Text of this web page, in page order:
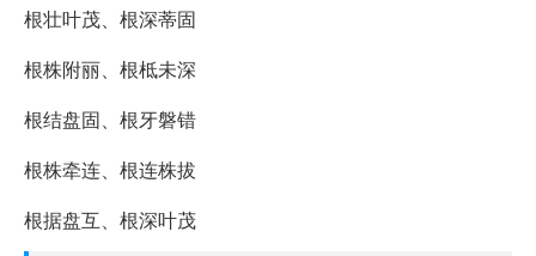
根壮叶茂、根深蒂固
根株附丽、根柢未深
根结盘固、根牙磐错
根株牵连、根连株拔
根据盘互、根深叶茂